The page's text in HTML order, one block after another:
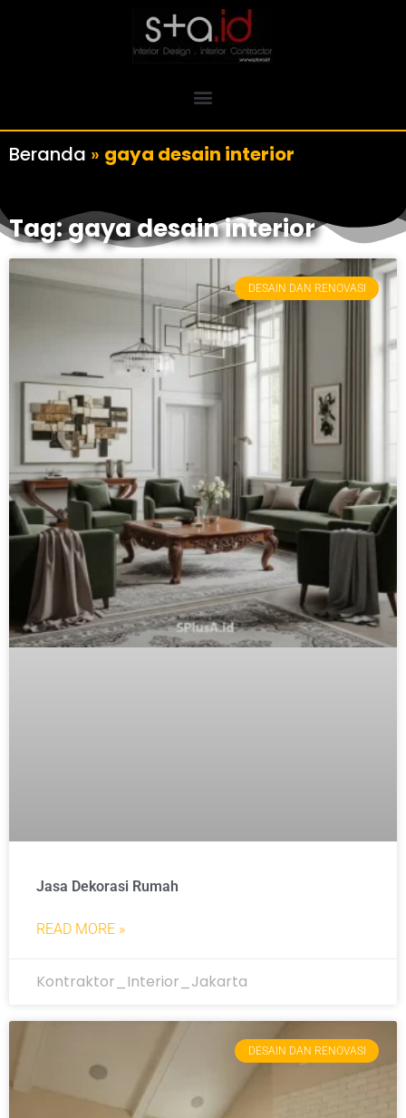
Beranda » gaya desain interior
Tag: gaya desain interior
DESAIN DAN RENOVASI
Jasa Dekorasi Rumah
READ MORE »
Kontraktor_Interior_Jakarta
DESAIN DAN RENOVASI